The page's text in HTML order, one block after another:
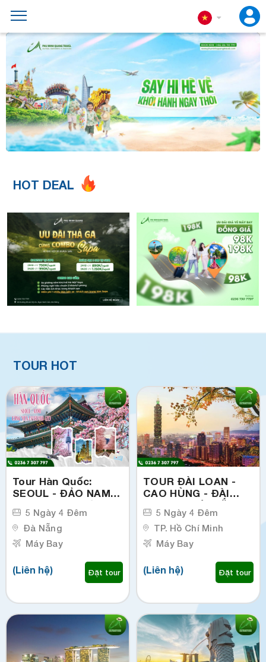
HOT DEAL
TOUR HOT
Tour Hàn Quốc:
SEOUL - ĐẢO NAMI -
EVERLAND (xuất
phát từ TP. Đà Nẵng)
5 Ngày 4 Đêm
Đà Nẵng
Máy Bay
(Liên hệ) Đặt tour
TOUR ĐÀI LOAN -
CAO HÙNG - ĐÀI
TRUNG - ĐÀI BẮC
(Xuất phát từ TP.
HCM)
5 Ngày 4 Đêm
TP. Hồ Chí Minh
Máy Bay
(Liên hệ) Đặt tour